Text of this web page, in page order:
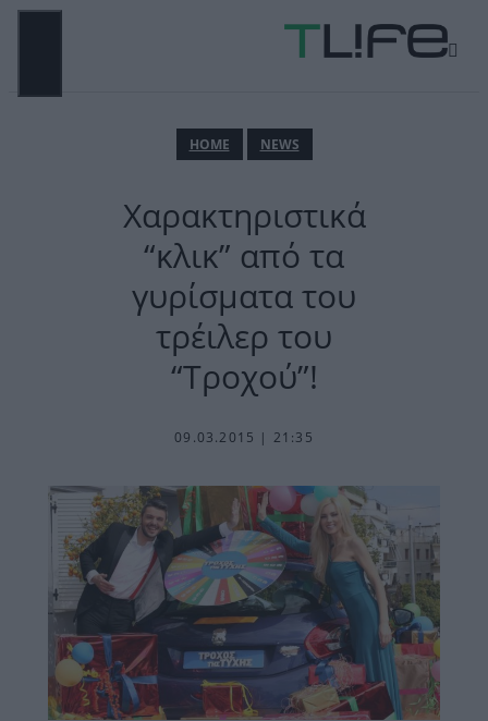
Μετάβαση
ΗΟΜΕ NEWS
Χαρακτηριστικά
“κλικ” από τα
γυρίσματα του
τρέιλερ του
“Τροχού”!
09.03.2015 | 21:35